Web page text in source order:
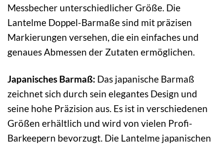
Messbecher unterschiedlicher Größe. Die
Lantelme Doppel-Barmaße sind mit präzisen
Markierungen versehen, die ein einfaches und
genaues Abmessen der Zutaten ermöglichen.
Japanisches Barmaß: Das japanische Barmaß
zeichnet sich durch sein elegantes Design und
seine hohe Präzision aus. Es ist in verschiedenen
Größen erhältlich und wird von vielen Profi-
Barkeepern bevorzugt. Die Lantelme japanischen